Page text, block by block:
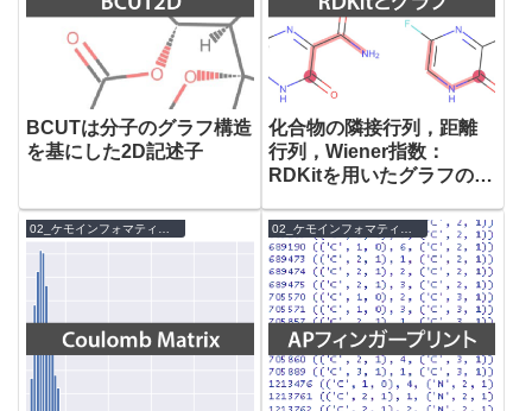
BCUTは分子のグラフ構造
を基にした2D記述子
化合物の隣接行列，距離
行列，Wiener指数：
RDKitを用いたグラフの扱